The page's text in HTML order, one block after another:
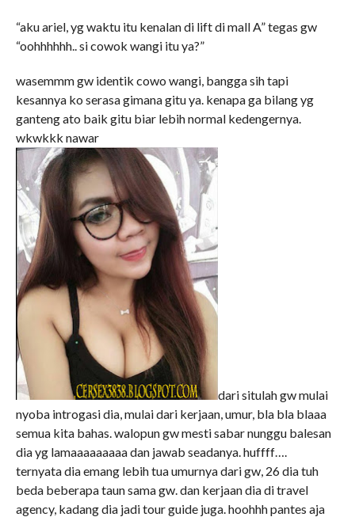
“aku ariel, yg waktu itu kenalan di lift di mall A” tegas gw
“oohhhhhh.. si cowok wangi itu ya?”
wasemmm gw identik cowo wangi, bangga sih tapi
kesannya ko serasa gimana gitu ya. kenapa ga bilang yg
ganteng ato baik gitu biar lebih normal kedengernya.
wkwkkk nawar
dari situlah gw mulai
nyoba introgasi dia, mulai dari kerjaan, umur, bla bla blaaa
semua kita bahas. walopun gw mesti sabar nunggu balesan
dia yg lamaaaaaaaaa dan jawab seadanya. huffff….
ternyata dia emang lebih tua umurnya dari gw, 26 dia tuh
beda beberapa taun sama gw. dan kerjaan dia di travel
agency, kadang dia jadi tour guide juga. hoohhh pantes aja